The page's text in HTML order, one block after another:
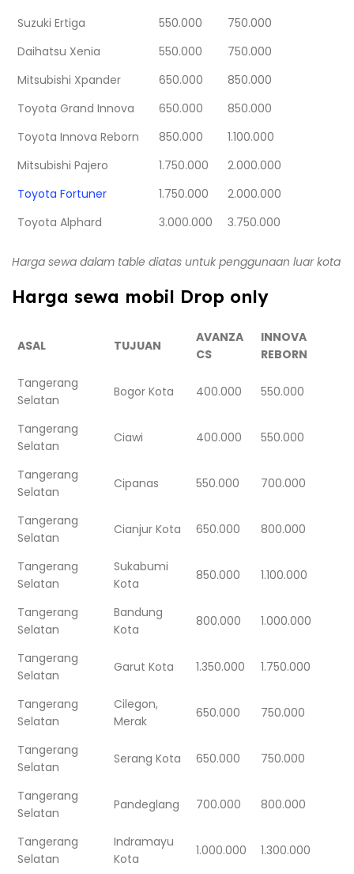
Suzuki Ertiga
550.000
750.000
Daihatsu Xenia
550.000
750.000
Mitsubishi Xpander
650.000
850.000
Toyota Grand Innova
650.000
850.000
Toyota Innova Reborn
850.000
1.100.000
Mitsubishi Pajero
1.750.000
2.000.000
Toyota Fortuner
1.750.000
2.000.000
Toyota Alphard
3.000.000 3.750.000
Harga sewa dalam table diatas untuk penggunaan luar kota
Harga sewa mobil Drop only
ASAL TUJUAN
AVANZA
CS
INNOVA
REBORN
Tangerang
Selatan
Bogor Kota 400.000 550.000
Tangerang
Selatan
Ciawi 400.000 550.000
Tangerang
Selatan
Cipanas 550.000 700.000
Tangerang
Selatan
Cianjur Kota 650.000 800.000
Tangerang
Selatan
Sukabumi
Kota
850.000 1.100.000
Tangerang
Selatan
Bandung
Kota
800.000 1.000.000
Tangerang
Selatan
Garut Kota 1.350.000 1.750.000
Tangerang
Selatan
Cilegon,
Merak
650.000 750.000
Tangerang
Selatan
Serang Kota 650.000 750.000
Tangerang
Selatan
Pandeglang 700.000 800.000
Tangerang
Selatan
Indramayu
Kota
1.000.000 1.300.000